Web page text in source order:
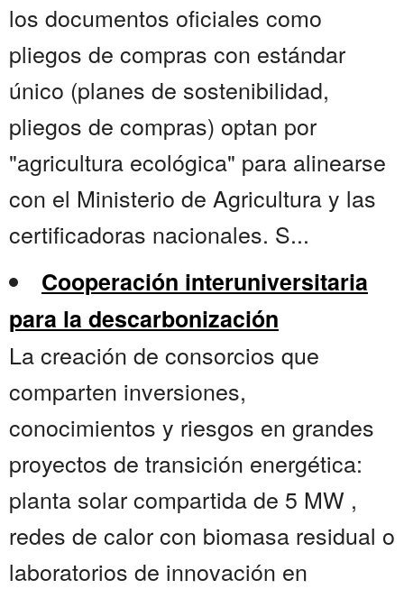
los documentos oficiales como
pliegos de compras con estándar
único (planes de sostenibilidad,
pliegos de compras) optan por
"agricultura ecológica" para alinearse
con el Ministerio de Agricultura y las
certificadoras nacionales. S...
Cooperación interuniversitaria
para la descarbonización
La creación de consorcios que
comparten inversiones,
conocimientos y riesgos en grandes
proyectos de transición energética:
planta solar compartida de 5 MW ,
redes de calor con biomasa residual o
laboratorios de innovación en